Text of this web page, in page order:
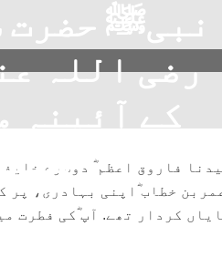
نبیﷺ حضرت
رضی اللہ
کے آئینہ
2 مہینے پہلے تبصرہ
فاروق اعظم ؓ دوسرے
خطاب ؓاپنی بہادری، پر
کردار تھے. آپ ؓکی فطرت